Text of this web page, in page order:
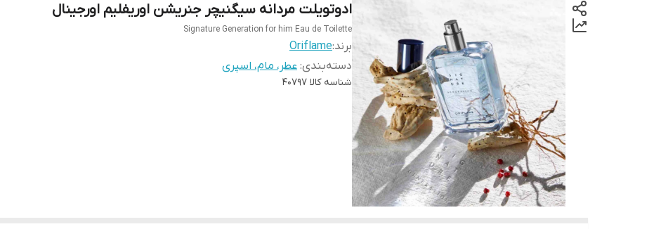
ادوتویلت مردانه سیگنیچر جنریشن اوریفلیم اورجینال
Signature Generation for him Eau de Toilette
برند:Oriflame
دسته‌بندی: عطر، مام، اسپری
شناسه کالا 40797